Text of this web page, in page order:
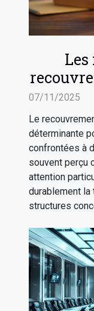
les
07/11/2025
Le
déterminante
confrontées à
souvent perçu
attention
durablement
structures